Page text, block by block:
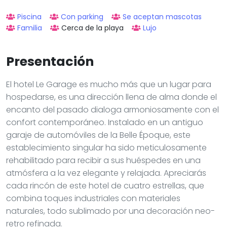
Piscina Con parking
Se aceptan mascotas
Familia
Cerca de la playa Lujo
Presentación
El hotel Le Garage es mucho más que un lugar para
hospedarse, es una dirección llena de alma donde el
encanto del pasado dialoga armoniosamente con el
confort contemporáneo. Instalado en un antiguo
garaje de automóviles de la Belle Époque, este
establecimiento singular ha sido meticulosamente
rehabilitado para recibir a sus huéspedes en una
atmósfera a la vez elegante y relajada. Apreciarás
cada rincón de este hotel de cuatro estrellas, que
combina toques industriales con materiales
naturales, todo sublimado por una decoración neo-
retro refinada.